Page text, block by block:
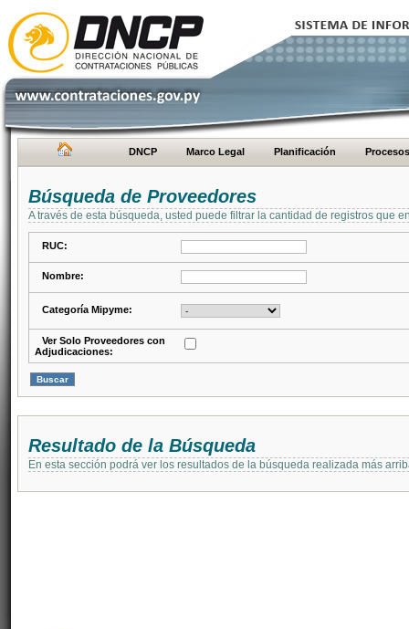
DNCP Marco Legal Planificación Procesos
Búsqueda de Proveedores
A través de esta búsqueda, usted puede filtrar la cantidad de registros que
RUC:
Nombre:
Categoría Mipyme:
Ver Solo Proveedores con
Adjudicaciones:
Resultado de la Búsqueda
En esta sección podrá ver los resultados de la búsqueda realizada más